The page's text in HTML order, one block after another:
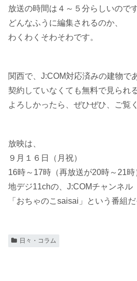
放送の時間は４～５分らしいのです
どんなふうに編集されるのか、
わくわくそわそわです。
関西で、J:COM対応済みの建物で
契約していなくても無料で見られ
よろしかったら、ぜひぜひ、ご覧
放映は、
９月１６日（月祝）
16時～17時（再放送が20時～21時
地デジ11chの、J:COMチャンネル
「おちゃのこsaisai」という番組だ
日々・コラム